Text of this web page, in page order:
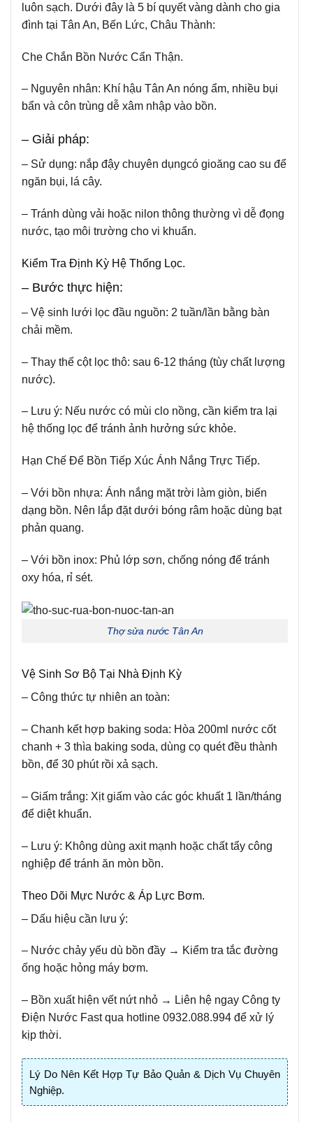
luôn sạch. Dưới đây là 5 bí quyết vàng dành cho gia
đình tại Tân An, Bến Lức, Châu Thành:
Che Chắn Bồn Nước Cẩn Thận.
– Nguyên nhân: Khí hậu Tân An nóng ẩm, nhiều bụi
bẩn và côn trùng dễ xâm nhập vào bồn.
– Giải pháp:
– Sử dụng: nắp đậy chuyên dụngcó gioăng cao su để
ngăn bụi, lá cây.
– Tránh dùng vải hoặc nilon thông thường vì dễ đọng
nước, tạo môi trường cho vi khuẩn.
Kiểm Tra Định Kỳ Hệ Thống Lọc.
– Bước thực hiện:
– Vệ sinh lưới lọc đầu nguồn: 2 tuần/lần bằng bàn
chải mềm.
– Thay thế cột lọc thô: sau 6-12 tháng (tùy chất lượng
nước).
– Lưu ý: Nếu nước có mùi clo nồng, cần kiểm tra lại
hệ thống lọc để tránh ảnh hưởng sức khỏe.
Hạn Chế Để Bồn Tiếp Xúc Ánh Nắng Trực Tiếp.
– Với bồn nhựa: Ánh nắng mặt trời làm giòn, biến
dạng bồn. Nên lắp đặt dưới bóng râm hoặc dùng bạt
phản quang.
– Với bồn inox: Phủ lớp sơn, chống nóng để tránh
oxy hóa, rỉ sét.
Thợ sửa nước Tân An
Vệ Sinh Sơ Bộ Tại Nhà Định Kỳ
– Công thức tự nhiên an toàn:
– Chanh kết hợp baking soda: Hòa 200ml nước cốt
chanh + 3 thìa baking soda, dùng cọ quét đều thành
bồn, để 30 phút rồi xả sạch.
– Giấm trắng: Xịt giấm vào các góc khuất 1 lần/tháng
để diệt khuẩn.
– Lưu ý: Không dùng axit mạnh hoặc chất tẩy công
nghiệp để tránh ăn mòn bồn.
Theo Dõi Mực Nước & Áp Lực Bơm.
– Dấu hiệu cần lưu ý:
– Nước chảy yếu dù bồn đầy → Kiểm tra tắc đường
ống hoặc hỏng máy bơm.
– Bồn xuất hiện vết nứt nhỏ → Liên hệ ngay Công ty
Điện Nước Fast qua hotline 0932.088.994 để xử lý
kịp thời.
Lý Do Nên Kết Hợp Tự Bảo Quản & Dịch Vụ Chuyên
Nghiệp.